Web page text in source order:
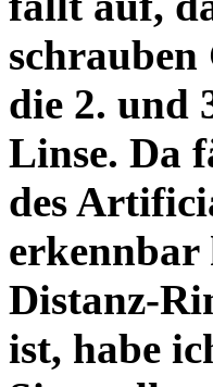
die 2. und
Linse. Da
des
erkennbar
Distanz-
ist, habe